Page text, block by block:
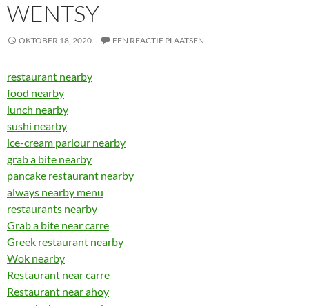
WENTSY
OKTOBER 18, 2020 EEN REACTIE PLAATSEN
restaurant nearby
food nearby
lunch nearby
sushi nearby
ice-cream parlour nearby
grab a bite nearby
pancake restaurant nearby
always nearby menu
restaurants nearby
Grab a bite near carre
Greek restaurant nearby
Wok nearby
Restaurant near carre
Restaurant near ahoy